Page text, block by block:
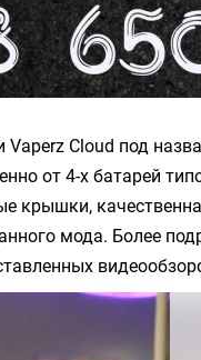
Cloud под
от 4-х батарей
крышки,
мода. Более